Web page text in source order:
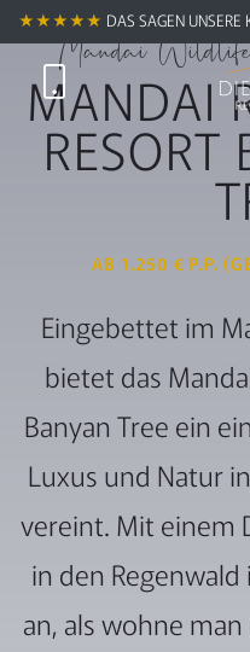
★★★★★ DAS SAGEN UNSERE
Mandai
MANDAI
RESORT
AB 1.250 € P.P.
Eingebettet im
bietet das
Banyan Tree ein
Luxus und Natur in
vereint. Mit einem
in den
an, als wohne